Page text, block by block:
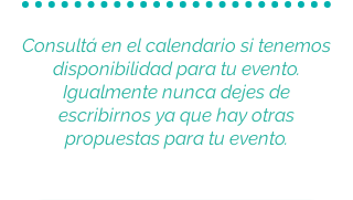
Consultá en el calendario si tenemos
disponibilidad para tu evento.
Igualmente nunca dejes de
escribirnos ya que hay otras
propuestas para tu evento.